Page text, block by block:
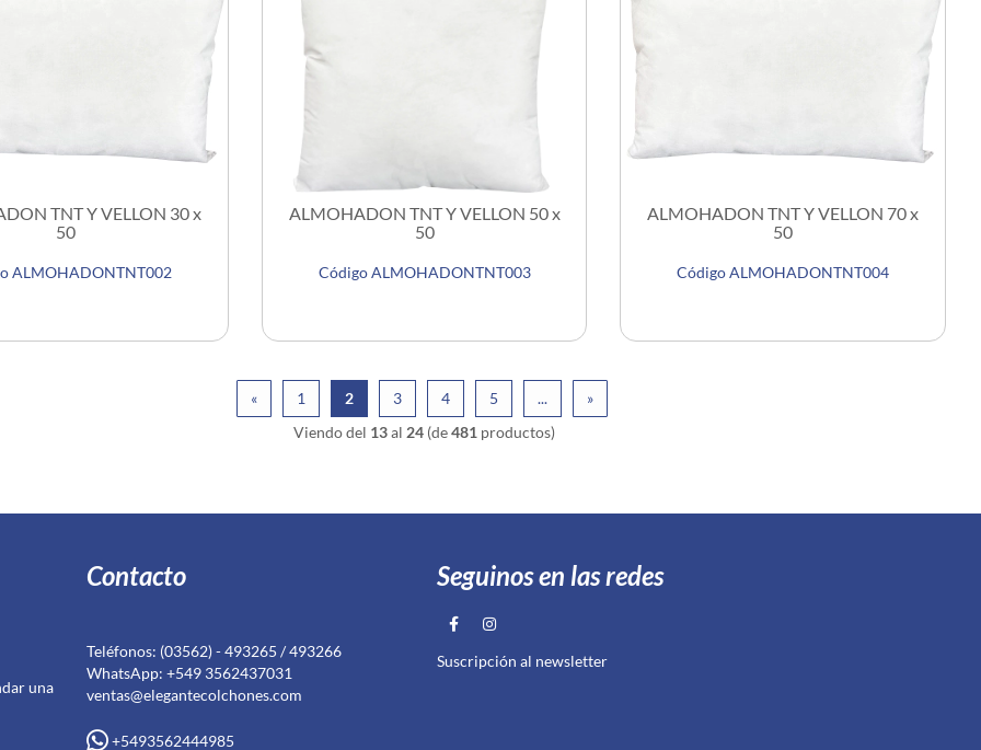
TNT Y VELLON 30 x
50
ALMOHADONTNT002
ALMOHADON TNT Y VELLON 50 x
50
Código ALMOHADONTNT003
ALMOHADON TNT Y VELLON 70 x
50
Código ALMOHADONTNT004
« 1 2 3 4 5 ...
»
Viendo del 13al 24 (de481 productos)
una
Contacto
Teléfonos: (03562) - 493265 / 493266
WhatsApp: +549 3562437031
ventas@elegantecolchones.com
+5493562444985
Seguinos en las redes
Suscripción al newsletter